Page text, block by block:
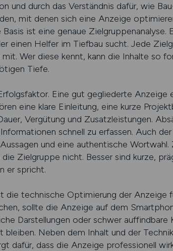
und durch das Verständnis dafür, wie
mit denen sich eine Anzeige
Basis ist eine genaue
einen Helfer im Tiefbau sucht. Jede
Wer diese kennt, kann die Inhalte so
Tiefe.
Eine gut gegliederte Anzeige
eine klare Einleitung, eine kurze
Vergütung und Zusatzleistungen.
schnell zu erfassen. Auch
und eine authentische
Zielgruppe nicht. Besser sind kurze,
er spricht.
die technische Optimierung der Anzeige
sollte die Anzeige auf dem
Darstellungen oder schwer
Neben dem Inhalt und der
dafür, dass die Anzeige professionell